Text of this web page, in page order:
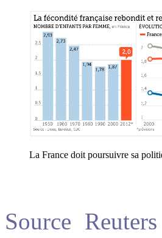
La France doit poursuivre sa
Source Reuters